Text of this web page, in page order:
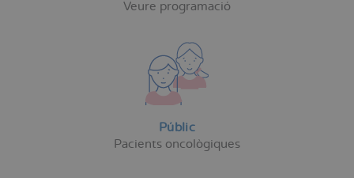
Veure programació
Públic
Pacients oncològiques